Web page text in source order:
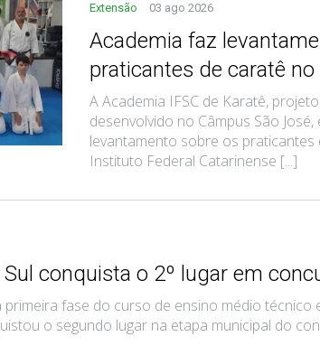
Extensão 03 ago 2026
Academia faz
praticantes de caratê no
A Academia IFSC de Karatê,
desenvolvido no Câmpus São
levantamento sobre os praticantes
Instituto Federal Catarinense [...]
conquista o 2º lugar em
fase do curso de ensino médio técnico
o segundo lugar na etapa municipal do